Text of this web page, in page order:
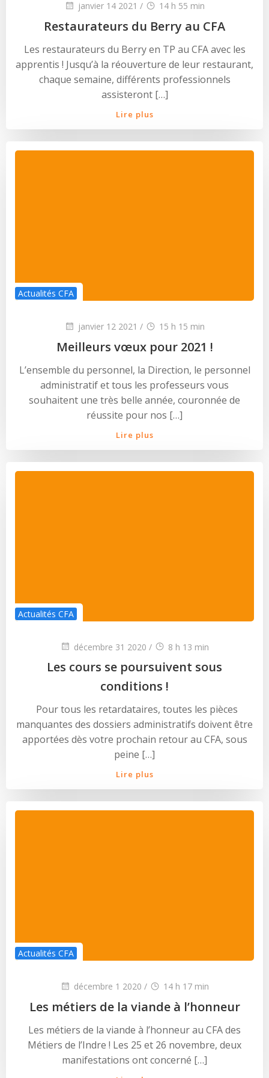
janvier 14 2021 / 14 h 55 min
Restaurateurs du Berry au CFA
Les restaurateurs du Berry en TP au CFA avec les
apprentis ! Jusqu’à la réouverture de leur restaurant,
chaque semaine, différents professionnels
assisteront […]
Lire plus
Actualités CFA
janvier 12 2021 / 15 h 15 min
Meilleurs vœux pour 2021 !
L’ensemble du personnel, la Direction, le personnel
administratif et tous les professeurs vous
souhaitent une très belle année, couronnée de
réussite pour nos […]
Lire plus
Actualités CFA
décembre 31 2020 / 8 h 13 min
Les cours se poursuivent sous
conditions !
Pour tous les retardataires, toutes les pièces
manquantes des dossiers administratifs doivent être
apportées dès votre prochain retour au CFA, sous
peine […]
Lire plus
Actualités CFA
décembre 1 2020 / 14 h 17 min
Les métiers de la viande à l’honneur
Les métiers de la viande à l’honneur au CFA des
Métiers de l’Indre ! Les 25 et 26 novembre, deux
manifestations ont concerné […]